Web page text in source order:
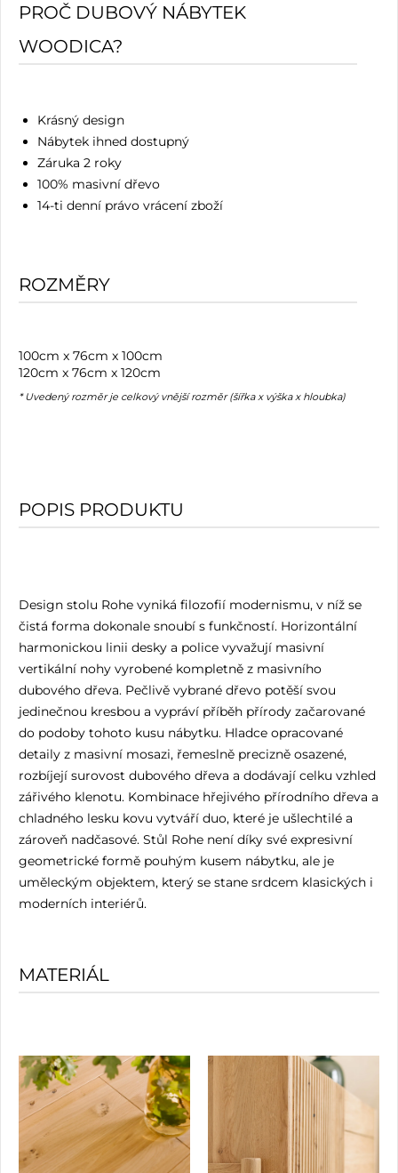
PROČ DUBOVÝ NÁBYTEK
WOODICA?
Krásný design
Nábytek ihned dostupný
Záruka 2 roky
100% masivní dřevo
14-ti denní právo vrácení zboží
ROZMĚRY
100cm x 76cm x 100cm
120cm x 76cm x 120cm
* Uvedený rozměr je celkový vnější rozměr (šířka x výška x hloubka)
POPIS PRODUKTU
Design stolu Rohe vyniká filozofií modernismu, v níž se
čistá forma dokonale snoubí s funkčností. Horizontální
harmonickou linii desky a police vyvažují masivní
vertikální nohy vyrobené kompletně z masivního
dubového dřeva. Pečlivě vybrané dřevo potěší svou
jedinečnou kresbou a vypráví příběh přírody začarované
do podoby tohoto kusu nábytku. Hladce opracované
detaily z masivní mosazi, řemeslně precizně osazené,
rozbíjejí surovost dubového dřeva a dodávají celku vzhled
zářivého klenotu. Kombinace hřejivého přírodního dřeva a
chladného lesku kovu vytváří duo, které je ušlechtilé a
zároveň nadčasové. Stůl Rohe není díky své expresivní
geometrické formě pouhým kusem nábytku, ale je
uměleckým objektem, který se stane srdcem klasických i
moderních interiérů.
MATERIÁL